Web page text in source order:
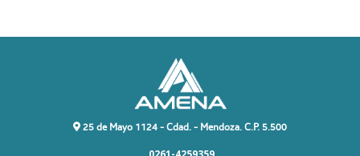
25 de Mayo 1124 - Cdad. - Mendoza. C.P. 5.500